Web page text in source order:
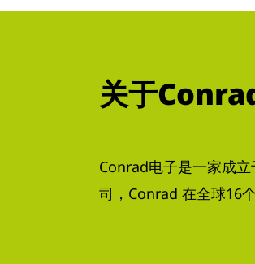
关于
Conrad电子是一家成
司，Conrad 在全球16